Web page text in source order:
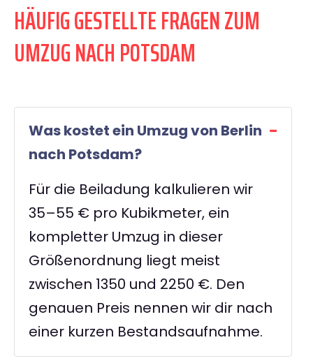
HÄUFIG GESTELLTE FRAGEN ZUM
UMZUG NACH POTSDAM
Was kostet ein Umzug von Berlin
nach Potsdam?
Für die Beiladung kalkulieren wir
35–55 € pro Kubikmeter, ein
kompletter Umzug in dieser
Größenordnung liegt meist
zwischen 1350 und 2250 €. Den
genauen Preis nennen wir dir nach
einer kurzen Bestandsaufnahme.